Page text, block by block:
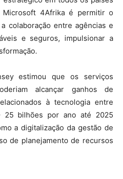
4Afrika é permitir o
colaboração entre agências e
​​e seguros, impulsionar a
estimou que os serviços
alcançar ganhos de
à tecnologia entre
25 bilhões por ano até 2025
a digitalização da gestão de
de planejamento de recursos